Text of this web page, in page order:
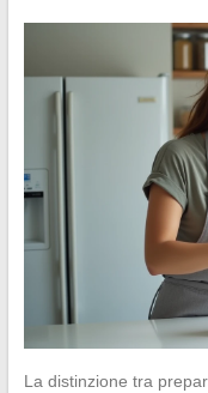
La distinzione tra